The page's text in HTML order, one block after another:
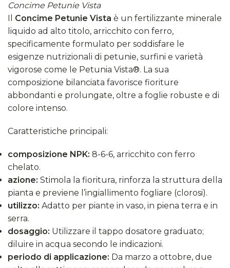
Concime Petunie Vista
Concime Petunie Vista è un fertilizzante minerale
liquido ad alto titolo, arricchito con ferro,
specificamente formulato per soddisfare le
esigenze nutrizionali di petunie, surfini e varietà
vigorose come le Petunia Vista®. La sua
composizione bilanciata favorisce fioriture
abbondanti e prolungate, oltre a foglie robuste e di
colore intenso.​
Caratteristiche principali:
composizione NPK: 8-6-6, arricchito con ferro
chelato.
azione: Stimola la fioritura, rinforza la struttura della
pianta e previene l’ingiallimento fogliare (clorosi).
utilizzo: Adatto per piante in vaso, in piena terra e in
serra.
dosaggio: Utilizzare il tappo dosatore graduato;
diluire in acqua secondo le indicazioni.
periodo di applicazione: Da marzo a ottobre, due